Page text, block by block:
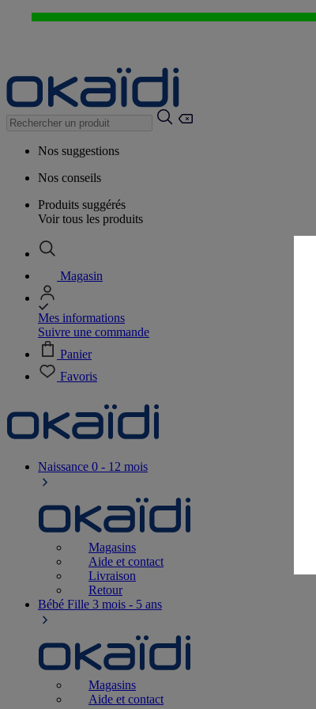
Nos suggestions
Nos conseils
Produits suggérés
Voir tous les produits
Magasin
Mes informations
Suivre une commande
Panier
Favoris
Naissance 0 - 12 mois
Magasins
Aide et contact
Livraison
Retour
Bébé Fille 3 mois - 5 ans
Magasins
Aide et contact